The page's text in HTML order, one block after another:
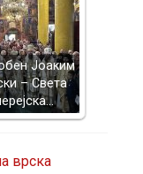
Јоаким
– Света
врска